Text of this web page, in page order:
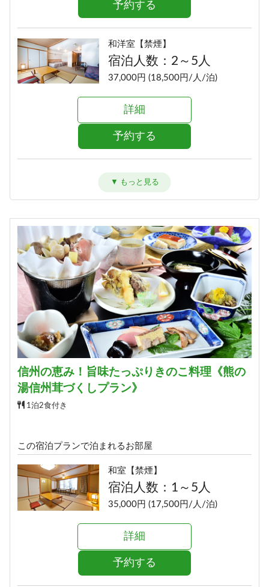
予約する
和洋室【禁煙】
宿泊人数：2～5人
37,000円 (18,500円/人/泊)
詳細
予約する
詳細
予約する
信州の恵み！旨味たっぷりきのこ料理《熊の
湯信州茸づくしプラン》
1泊2食付き
この宿泊プランで泊まれるお部屋
和室【禁煙】
宿泊人数：1～5人
35,000円 (17,500円/人/泊)
詳細
予約する